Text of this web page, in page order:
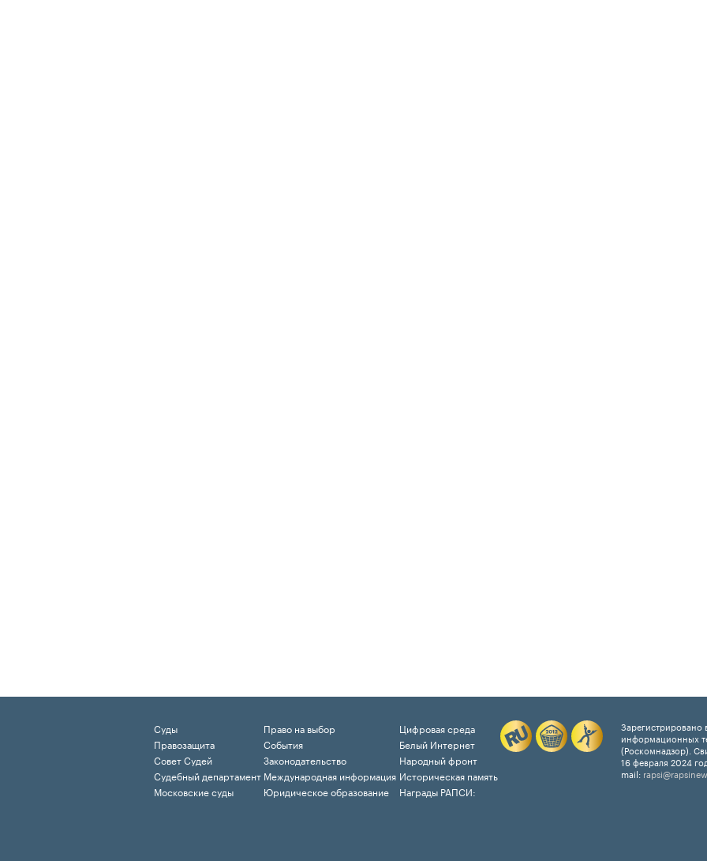
Зарегистрировано
информационных
(Роскомнадзор).
16 февраля 2024
mail:
Суды
Правозащита
Совет Судей
Судебный департамент
Московские суды
Право на выбор
События
Законодательство
Международная информация
Юридическое образование
Цифровая среда
Белый Интернет
Народный фронт
Историческая память
Награды РАПСИ: